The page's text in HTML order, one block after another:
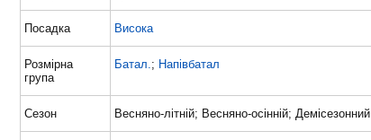
Посадка Висока
Розмірна
група
Батал.; Напівбатал
Сезон Весняно-літній; Весняно-осінній; Демісезонний